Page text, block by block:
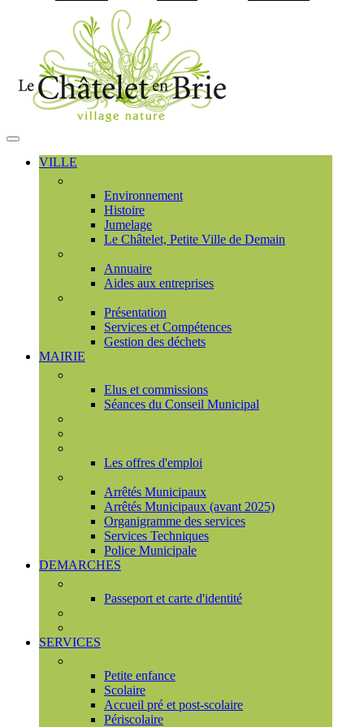
MENU
PRINCIPAL
VILLE
Environnement
Histoire
Jumelage
Le Châtelet, Petite Ville de Demain
Annuaire
Aides aux entreprises
Présentation
Services et Compétences
Gestion des déchets
MAIRIE
Elus et commissions
Séances du Conseil Municipal
Les offres d'emploi
Arrêtés Municipaux
Arrêtés Municipaux (avant 2025)
Organigramme des services
Services Techniques
Police Municipale
DEMARCHES
Passeport et carte d'identité
SERVICES
Petite enfance
Scolaire
Accueil pré et post-scolaire
Périscolaire